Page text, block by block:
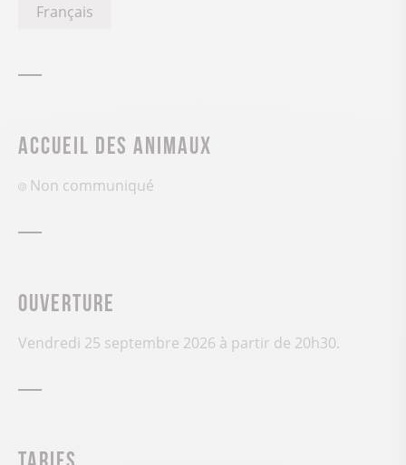
Français
Accueil des animaux
Non communiqué
Ouverture
Vendredi 25 septembre 2026 à partir de 20h30.
Tarifs